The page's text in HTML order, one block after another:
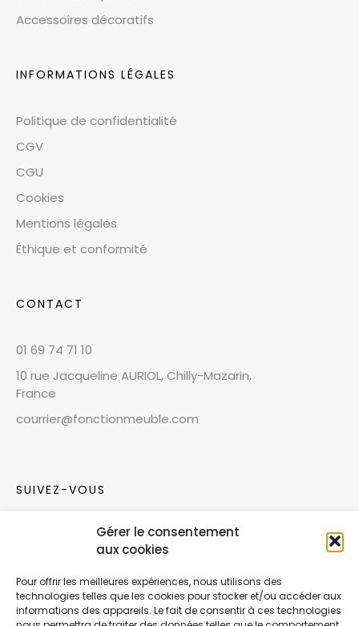
Gérer le consentement
aux cookies
Pour offrir les meilleures expériences, nous utilisons des
technologies telles que les cookies pour stocker et/ou accéder aux
informations des appareils. Le fait de consentir à ces technologies
Accessoires décoratifs
INFORMATIONS LÉGALES
Politique de confidentialité
CGV
CGU
Cookies
Mentions légales
Éthique et conformité
CONTACT
01 69 74 71 10
10 rue Jacqueline AURIOL, Chilly-Mazarin,
France
courrier@fonctionmeuble.com
SUIVEZ-VOUS
Rejoignez notre communauté sur les réseaux
Nouvelles collections, vie de l’équipe ou
inspirations : soyez informés de nos dernières